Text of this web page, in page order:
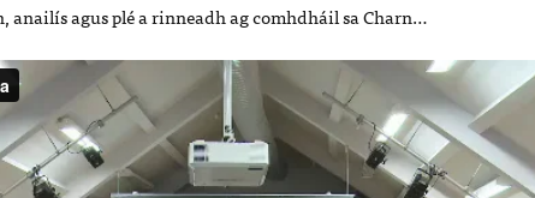
anailís agus plé a rinneadh ag comhdháil sa Charn…